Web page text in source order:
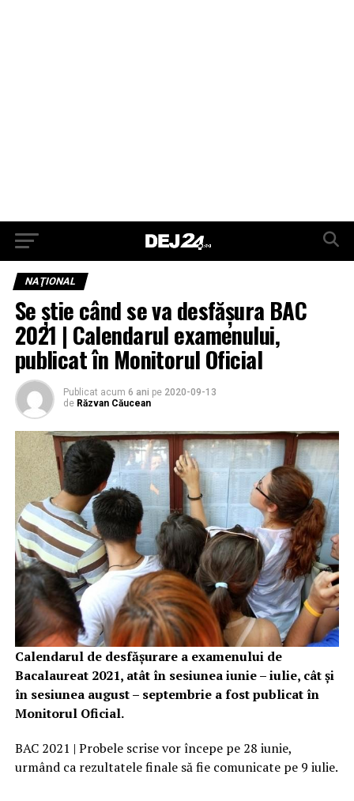
NAŢIONAL
Se știe când se va desfășura BAC
2021 | Calendarul examenului,
publicat în Monitorul Oficial
Publicat acum 6 ani pe 2020-09-13
de Răzvan Căucean
Calendarul de desfăşurare a examenului de
Bacalaureat 2021, atât în sesiunea iunie – iulie, cât şi
în sesiunea august – septembrie a fost publicat în
Monitorul Oficial.
BAC 2021 | Probele scrise vor începe pe 28 iunie,
urmând ca rezultatele finale să fie comunicate pe 9 iulie.